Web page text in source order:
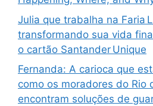
Julia que trabalha na Faria
transformando sua vida
o cartão Santander Unique
Fernanda: A carioca que
como os moradores do Rio
encontram soluções de